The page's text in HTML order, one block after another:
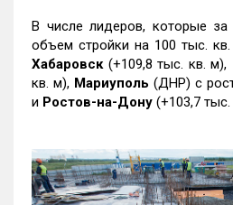
В числе лидеров, которые за
объем стройки на 100 тыс.
Хабаровск (+109,8 тыс. кв. м),
кв. м), Мариуполь (ДНР) с
и Ростов-на-Дону (+103,7 тыс.